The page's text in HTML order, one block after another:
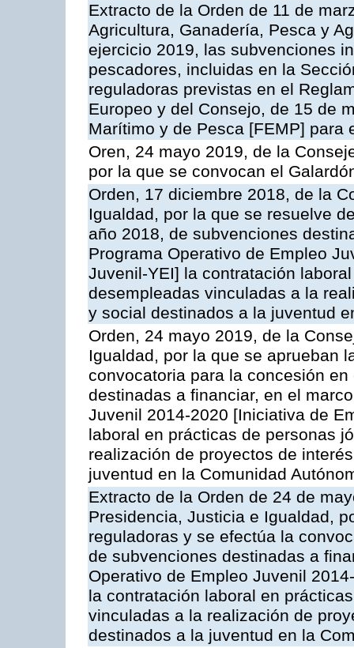
Extracto de la Orden de 11 de
Agricultura, Ganadería, Pesca y
ejercicio 2019, las subvenciones
pescadores, incluidas en la
reguladoras previstas en el
Europeo y del Consejo, de 15 de
Marítimo y de Pesca [FEMP] para
Oren, 24 mayo 2019, de la
por la que se convocan el
Orden, 17 diciembre 2018, de la
Igualdad, por la que se resuelve
año 2018, de subvenciones
Programa Operativo de Empleo
Juvenil-YEI] la contratación
desempleadas vinculadas a la
y social destinados a la juventud
Orden, 24 mayo 2019, de la
Igualdad, por la que se aprueban
convocatoria para la concesión
destinadas a financiar, en el
Juvenil 2014-2020 [Iniciativa de
laboral en prácticas de personas
realización de proyectos de
juventud en la Comunidad
Extracto de la Orden de 24 de
Presidencia, Justicia e Igualdad,
reguladoras y se efectúa la
de subvenciones destinadas a
Operativo de Empleo Juvenil
la contratación laboral en
vinculadas a la realización de
destinados a la juventud en la